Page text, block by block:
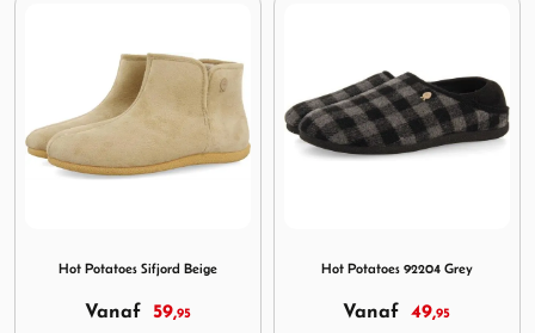
Hot Potatoes Sifjord Beige
Vanaf59,95
Hot Potatoes 92204 Grey
Vanaf49,95